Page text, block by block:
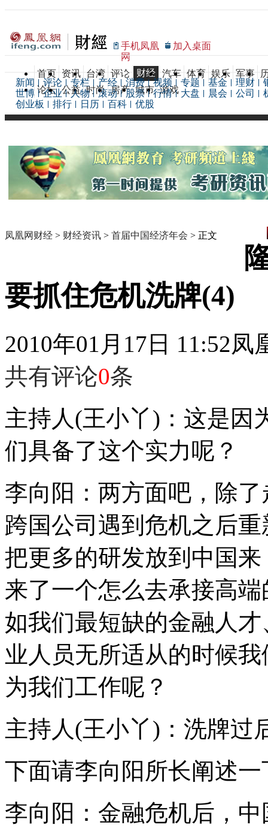
手机凤凰
网
加入桌面
首页 资讯 台湾 评论 财经 汽车 体育 娱乐 军事
论坛 公益 时尚 房产 城市 游戏
新闻 评论 专栏 产经 消费 视频 专题 基金 理财
世博
企业 人物 滚动 股票 行情 大盘 晨会 公司
创业板
排行 日历 百科 优股
凤凰网财经 > 财经资讯 > 首届中国经济年会 > 正文
要抓住危机洗牌(4)
2010年01月17日 11:52凤
共有评论0条
主持人(王小丫)：这是因
们具备了这个实力呢？
李向阳：两方面吧，除
跨国公司遇到危机之后
把更多的研发放到中国
来了一个怎么去承接高
如我们最短缺的金融人
业人员无所适从的时候
为我们工作呢？
主持人(王小丫)：洗牌过
下面请李向阳所长阐述
李向阳：金融危机后，